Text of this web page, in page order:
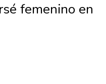
femenino en